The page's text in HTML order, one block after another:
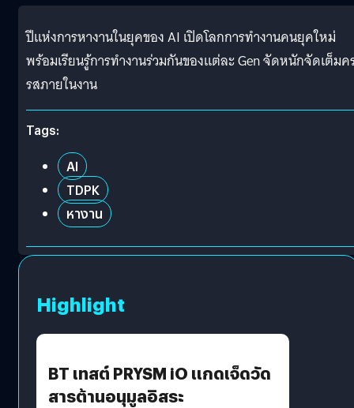
ปีแห่งการหางานในยุคของ AI เปิดโลกการทำงานคนยุคใหม่
พร้อมเรียนรู้การทำงานร่วมกันของแต่ละ Gen จัดหนักจัดเต็มค
รสภายในงาน
Tags:
AI
TDPK
หางาน
Highlight
BT เทสต์ PRYSM iO แกดเจ็ดวัด
สารต้านอนุมูลอิสระ